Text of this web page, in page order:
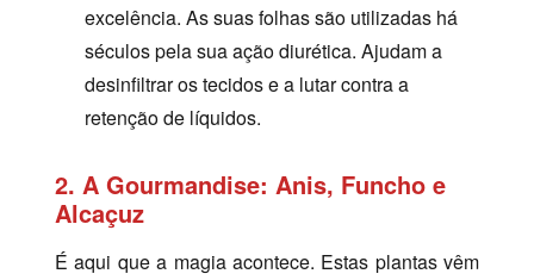
excelência. As suas folhas são utilizadas há
séculos pela sua ação diurética. Ajudam a
desinfiltrar os tecidos e a lutar contra a
retenção de líquidos.
2. A Gourmandise: Anis, Funcho e
Alcaçuz
É aqui que a magia acontece. Estas plantas vêm